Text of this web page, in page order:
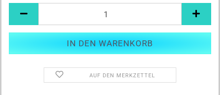
AUF DEN MERKZETTEL